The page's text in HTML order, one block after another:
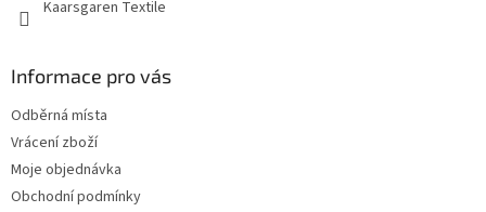
Kaarsgaren Textile
Informace pro vás
Odběrná místa
Vrácení zboží
Moje objednávka
Obchodní podmínky